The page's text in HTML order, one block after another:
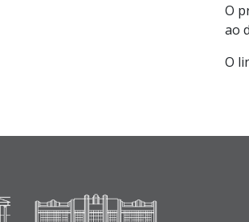
O
ao
O